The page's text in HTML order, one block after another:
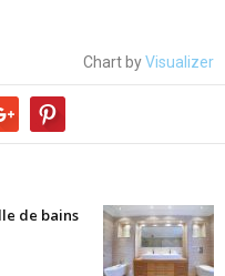
Chart byVisualizer
de bains